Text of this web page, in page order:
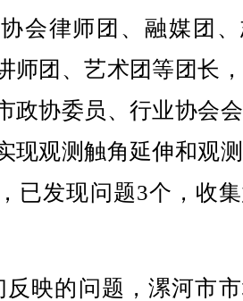
会律师团、融媒团
师团、艺术团等团长
政协委员、行业协会
现观测触角延伸和观
已发现问题3个，收
映的问题，漯河市市